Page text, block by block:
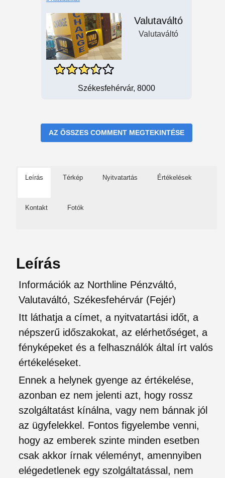
Valutaváltó
Valutaváltó
Székesfehérvár, 8000
AZ ÖSSZES COMMENT MEGTEKINTÉSE
Leírás Térkép Nyitvatartás Értékelések
Kontakt Fotók
Leírás
Információk az Northline Pénzváltó,
Valutaváltó, Székesfehérvár (Fejér)
Itt láthatja a címet, a nyitvatartási időt, a
népszerű időszakokat, az elérhetőséget, a
fényképeket és a felhasználók által írt valós
értékeléseket.
Ennek a helynek gyenge az értékelése,
azonban ez nem jelenti azt, hogy rossz
szolgáltatást kínálna, vagy nem bánnak jól
az ügyfelekkel. Fontos figyelembe venni,
hogy az emberek szinte minden esetben
csak akkor írnak véleményt, amennyiben
elégedetlenek egy szolgáltatással, nem